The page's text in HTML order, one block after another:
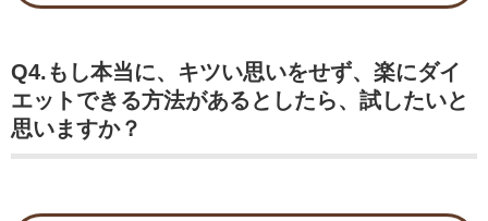
Q4.もし本当に、キツい思いをせず、楽にダイ
エットできる方法があるとしたら、試したいと
思いますか？